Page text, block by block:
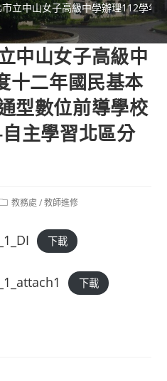
立中山女子高級中學辦理112學年
中山女子高級中
十二年國民基本
型數位前導學校
主學習北區分
Post教務處 / 教師進修
下載
下載